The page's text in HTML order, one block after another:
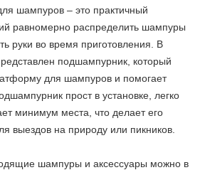
шампуров – это практичный
равномерно распределить шампуры
руки во время приготовления. В
подшампурник, который
для шампуров и помогает
прост в установке, легко
минимум места, что делает его
выездов на природу или пикников.
шампуры и аксессуары можно в